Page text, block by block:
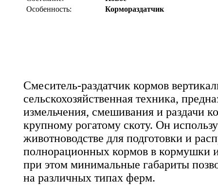
Особенность:
Кормораздатчик
Смеситель-раздатчик кормов
сельскохозяйственная техника,
измельчения, смешивания и раздачи
крупному рогатому скоту. Он
животноводстве для подготовки и
полнорационных кормов в кормушки
при этом минимальные габариты
на различных типах ферм.